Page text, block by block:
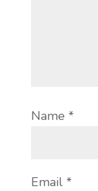
Name *
Email *